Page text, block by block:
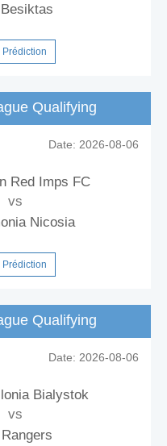
Besiktas
Prédiction
Qualifying
Date: 2026-08-06
Red Imps FC
vs
Nicosia
Prédiction
Qualifying
Date: 2026-08-06
Bialystok
vs
Rangers